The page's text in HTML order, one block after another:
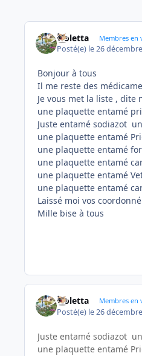
violetta Membres en
Posté(e) le 26
Bonjour à tous
Il me reste des
Je vous met la liste , dite
une plaquette entamé
Juste entamé sodiazot
une plaquette entamé
une plaquette entamé
une plaquette entamé
une plaquette entamé
une plaquette entamé
Laissé moi vos
Mille bise à tous
violetta Membres en
Posté(e) le 26
Juste entamé sodiazot
une plaquette entamé